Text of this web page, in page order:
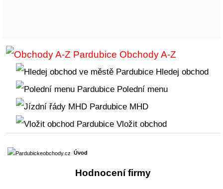
Obchody A-Z
Hledej obchod
Polední menu
MHD
Vložit obchod
Úvod
Hodnocení firmy